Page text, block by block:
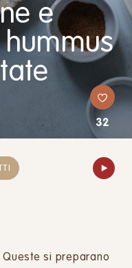
e
32
si preparano